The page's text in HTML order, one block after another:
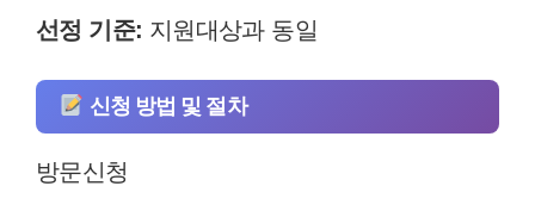
선정 기준: 지원대상과 동일
신청 방법 및 절차
방문신청